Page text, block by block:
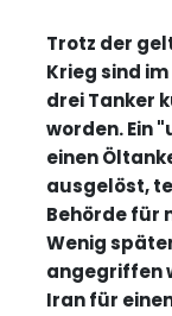
Trotz der
Krieg sind
drei Tanker
worden. Ein
einen
ausgelöst,
Behörde für
Wenig
angegriffen
Iran für